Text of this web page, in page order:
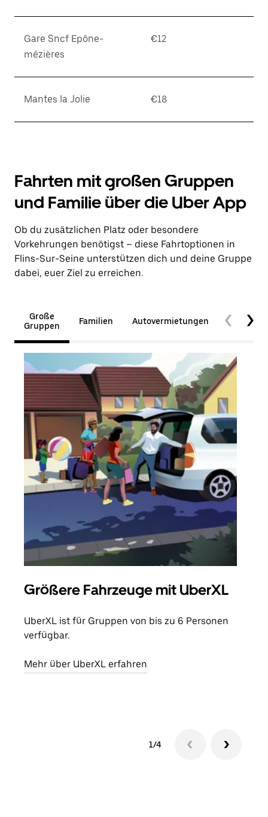
Gare Sncf Epône-
mézières
€12
Mantes la Jolie €18
Fahrten mit großen Gruppen
und Familie über die Uber App
Ob du zusätzlichen Platz oder besondere
Vorkehrungen benötigst – diese Fahrtoptionen in
Flins-Sur-Seine unterstützen dich und deine Gruppe
dabei, euer Ziel zu erreichen.
Große
Gruppen
Familien Autovermietungen
Größere Fahrzeuge mit UberXL
UberXL ist für Gruppen von bis zu 6 Personen
verfügbar.
Mehr über UberXL erfahren
1/4